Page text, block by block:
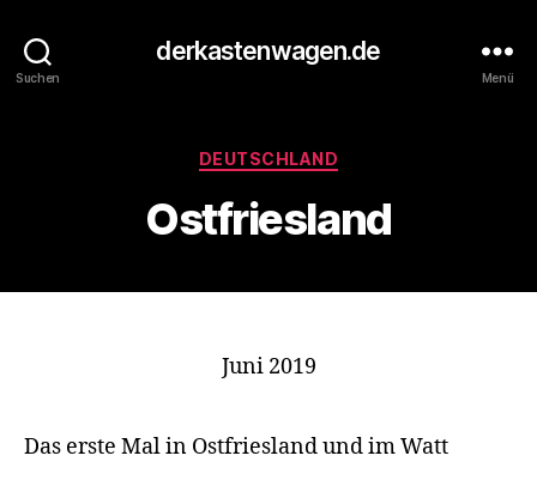
Suchen
derkastenwagen.de
Menü
Kategorien
DEUTSCHLAND
Ostfriesland
Juni 2019
Das erste Mal in Ostfriesland und im Watt